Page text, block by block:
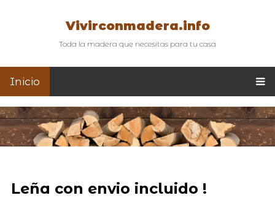
Vivirconmadera.info
Toda la madera que necesitas para tu casa
Inicio
Leña con envio incluido !